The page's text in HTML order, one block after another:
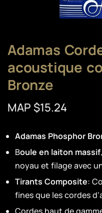
Adamas
acoustique
Bronze
MAP $15.24
Adamas Phosphor
Boule en laiton massif
noyau et filage avec
Tirants Composite:
fines que les cordes
Cordes haut de